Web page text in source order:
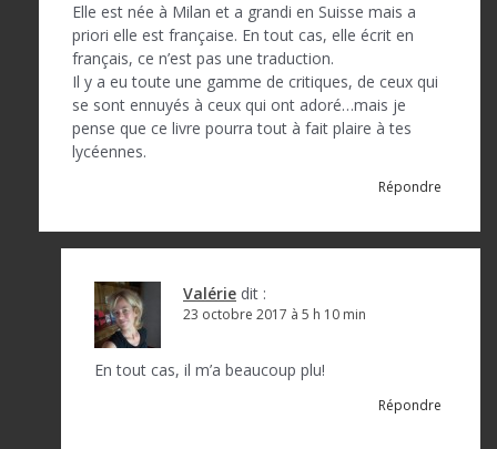
Elle est née à Milan et a grandi en Suisse mais a
priori elle est française. En tout cas, elle écrit en
français, ce n’est pas une traduction.
Il y a eu toute une gamme de critiques, de ceux qui
se sont ennuyés à ceux qui ont adoré…mais je
pense que ce livre pourra tout à fait plaire à tes
lycéennes.
Répondre
Valérie dit :
23 octobre 2017 à 5 h 10 min
En tout cas, il m’a beaucoup plu!
Répondre